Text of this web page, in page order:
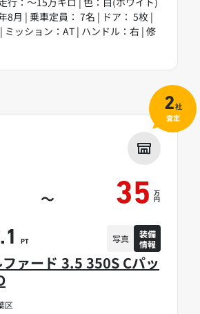
8月 | 乗車定員： 7名 | ドア： 5枚 |
ミッション：AT | ハンドル：右 | 修
区
ファード 3.5 350S Cパッ
～ 35 万
円
PT 写真
装備
情報
2社
査定